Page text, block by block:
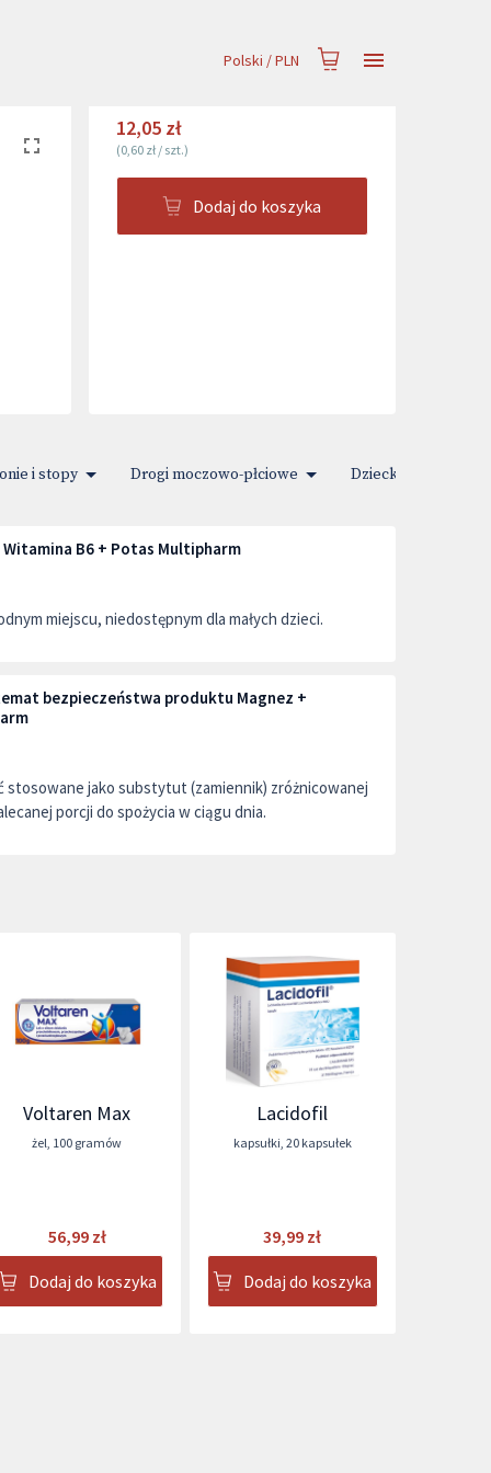
Polski /PLN
12,05 zł
(0,60 zł/ szt.)
Dodaj do koszyka
i stopy Drogi moczowo-płciowe Dziecko i Mama
B6 + Potas Multipharm
miejscu, niedostępnym dla małych dzieci.
bezpieczeństwa produktu Magnez +
stosowane jako substytut (zamiennik) zróżnicowanej
porcji do spożycia w ciągu dnia.
Voltaren Max
żel, 100 gramów
56,99 zł
Dodaj do koszyka
Lacidofil
kapsułki, 20 kapsułek
39,99 zł
Dodaj do koszyka